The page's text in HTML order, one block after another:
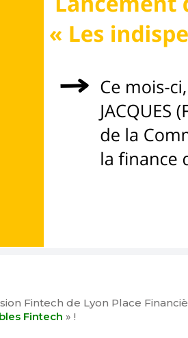
Fintech de Lyon Place
Fintech » !